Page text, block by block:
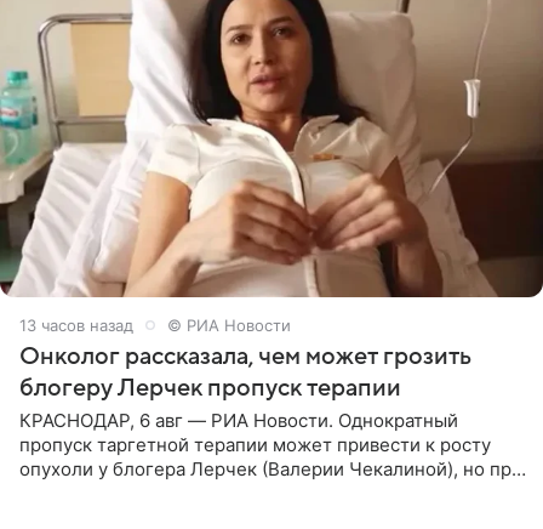
13 часов назад © РИА Новости
Онколог рассказала, чем может грозить
блогеру Лерчек пропуск терапии
КРАСНОДАР, 6 авг — РИА Новости. Однократный
пропуск таргетной терапии может привести к росту
опухоли у блогера Лерчек (Валерии Чекалиной), но при